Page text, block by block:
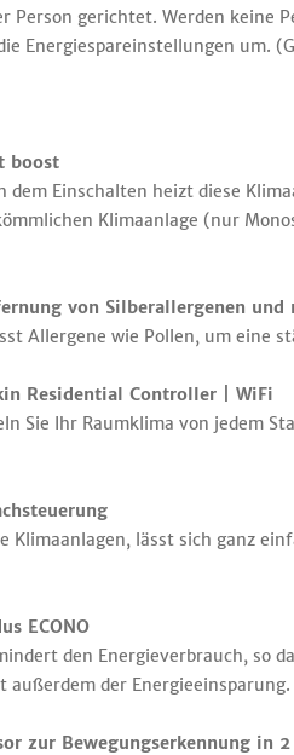
Person gerichtet. Werden keine
Energiespareinstellungen um.
boost
dem Einschalten heizt diese
Klimaanlage (nur
von Silberallergenen
Allergene wie Pollen, um eine
Residential Controller | WiFi
Sie Ihr Raumklima von jedem
Klimaanlagen, lässt sich ganz
ECONO
den Energieverbrauch, so
außerdem der Energieeinsparung.
zur Bewegungserkennung in